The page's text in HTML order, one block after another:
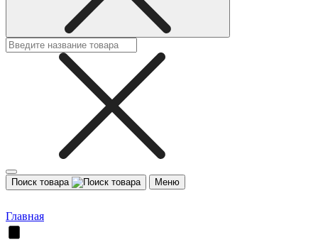
Поиск товара Меню
Главная